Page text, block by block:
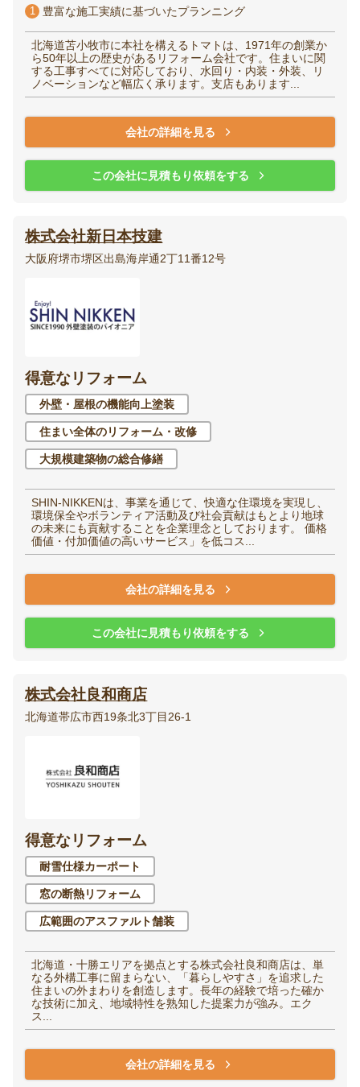
1 豊富な施工実績に基づいたプランニング
北海道苫小牧市に本社を構えるトマトは、1971年の創業か
ら50年以上の歴史があるリフォーム会社です。住まいに関
する工事すべてに対応しており、水回り・内装・外装、リ
ノベーションなど幅広く承ります。支店もあります...
会社の詳細を見る
この会社に見積もり依頼をする
株式会社新日本技建
大阪府堺市堺区出島海岸通2丁11番12号
得意なリフォーム
外壁・屋根の機能向上塗装
住まい全体のリフォーム・改修
大規模建築物の総合修繕
SHIN-NIKKENは、事業を通じて、快適な住環境を実現し、
環境保全やボランティア活動及び社会貢献はもとより地球
の未来にも貢献することを企業理念としております。 価格
価値・付加価値の高いサービス」を低コス...
会社の詳細を見る
この会社に見積もり依頼をする
株式会社良和商店
北海道帯広市西19条北3丁目26-1
得意なリフォーム
耐雪仕様カーポート
窓の断熱リフォーム
広範囲のアスファルト舗装
北海道・十勝エリアを拠点とする株式会社良和商店は、単
なる外構工事に留まらない、「暮らしやすさ」を追求した
住まいの外まわりを創造します。長年の経験で培った確か
な技術に加え、地域特性を熟知した提案力が強み。エク
ス...
会社の詳細を見る